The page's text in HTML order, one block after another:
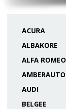
ACURA
ALBAKORE
ALFA ROMEO
AMBERAUTO
AUDI
BELGEE